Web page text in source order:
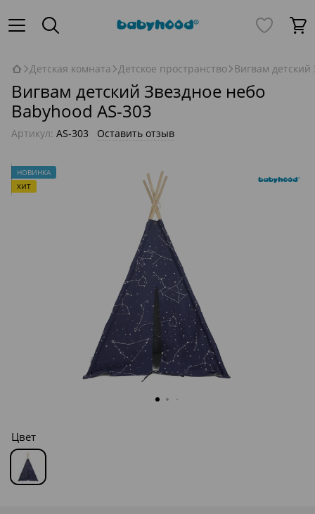
Детская комната Детское пространство Вигвам детский
Вигвам детский Звездное небо
Babyhood AS-303
Артикул: AS-303 Оставить отзыв
НОВИНКА
ХИТ
Цвет